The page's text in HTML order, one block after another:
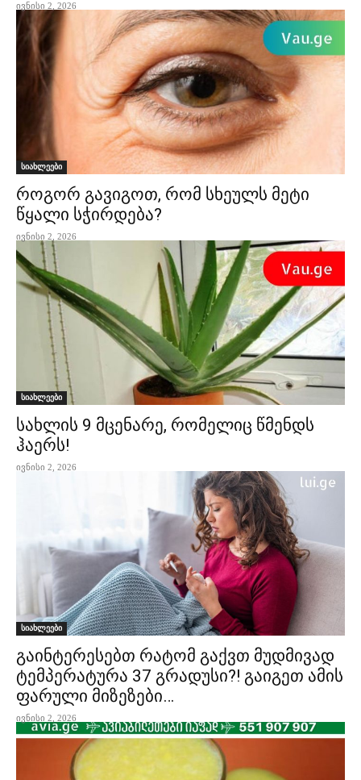
ივნისი 2, 2026
სიახლეები
როგორ გავიგოთ, რომ სხეულს მეტი
წყალი სჭირდება?
ივნისი 2, 2026
სიახლეები
სახლის 9 მცენარე, რომელიც წმენდს
ჰაერს!
ივნისი 2, 2026
სიახლეები
გაინტერესებთ რატომ გაქვთ მუდმივად
ტემპერატურა 37 გრადუსი?! გაიგეთ ამის
ფარული მიზეზები…
ივნისი 2, 2026